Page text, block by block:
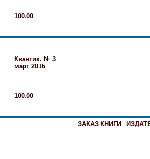
100.00
Квантик. № 3
март 2016
100.00
ЗАКАЗ КНИГИ|